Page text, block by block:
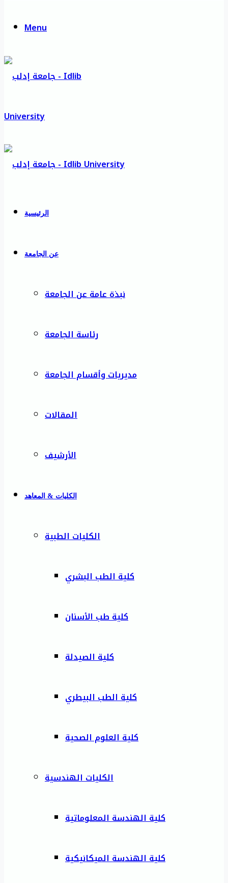
Menu
الرئيسية
عن الجامعة
نبذة عامة عن الجامعة
رئاسة الجامعة
مديريات وأقسام الجامعة
المقالات
الأرشيف
الكليات & المعاهد
الكليات الطبية
كلية الطب البشري
كلية طب الأسنان
كلية الصيدلة
كلية الطب البيطري
كلية العلوم الصحية
الكليات الهندسية
كلية الهندسة المعلوماتية
كلية الهندسة الميكانيكية